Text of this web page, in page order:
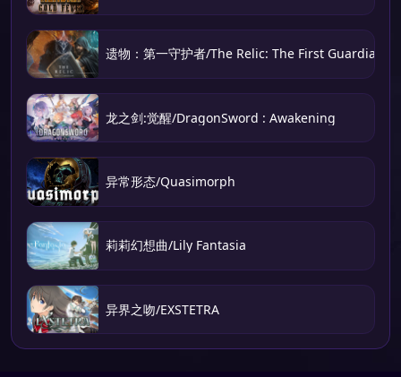
遗物：第一守护者/The Relic: The First Guardian
龙之剑:觉醒/DragonSword : Awakening
异常形态/Quasimorph
莉莉幻想曲/Lily Fantasia
异界之吻/EXSTETRA